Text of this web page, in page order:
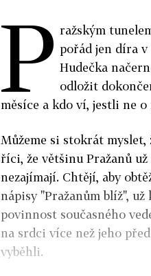
P ražským
pořád jen díra
Hudečka
odložit
měsíce a kdo ví, jestli ne o
Můžeme si stokrát myslet,
říci, že většinu Pražanů
nezajímají. Chtějí, aby
nápisy "Pražanům blíž",
povinnost současného
na srdci více než jeho
vyběhli.